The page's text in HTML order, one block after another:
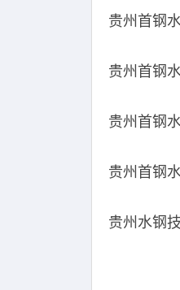
贵州首钢
贵州首钢
贵州首钢
贵州首钢
贵州水钢